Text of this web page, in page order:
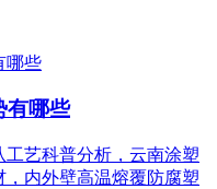
有哪些
艺科普分析，云南涂塑
内外壁高温熔覆防腐塑